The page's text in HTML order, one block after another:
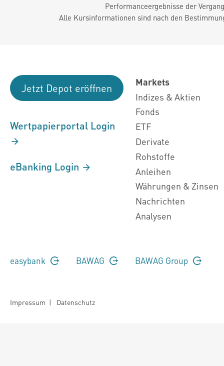
Performanceergebnisse der
Alle Kursinformationen sind nach den
Jetzt Depot eröffnen
Wertpapierportal Login
eBanking Login
Markets
Indizes & Aktien
Fonds
ETF
Derivate
Rohstoffe
Anleihen
Währungen & Zinsen
Nachrichten
Analysen
easybank BAWAG BAWAG Group
Impressum | Datenschutz